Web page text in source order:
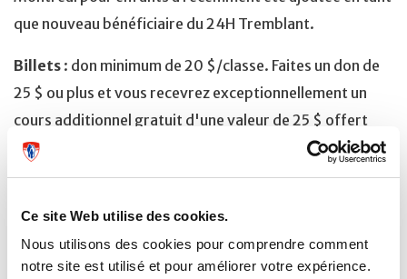
Ce site Web utilise des cookies.
Nous utilisons des cookies pour comprendre comment
notre site est utilisé et pour améliorer votre expérience.
que nouveau bénéficiaire du 24H Tremblant.
Billets : don minimum de 20 $/classe. Faites un don de
25 $ ou plus et vous recevrez exceptionnellement un
cours additionnel gratuit d'une valeur de 25 $ offert
par notre commanditaire, l'école de danse Latin
Groove. Limite de 20 participants par classe.
Cliquez ici pour obtenir vos billets
Date et heure: